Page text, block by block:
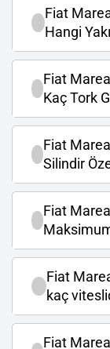
Fiat
Hangi
Fiat
Kaç Tork
Fiat
Silindir
Fiat
Fiat
kaç
Fiat